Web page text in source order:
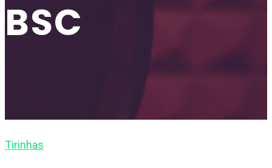
BSC
Tirinhas